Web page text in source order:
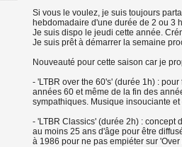
Si vous le voulez, je suis toujours
hebdomadaire d'une durée de 2 ou 3
Je suis dispo le jeudi cette année.
Je suis prêt à démarrer la semaine
Nouveauté pour cette saison car je
- 'LTBR over the 60's' (durée 1h) :
années 60 et même de la fin des
sympathiques. Musique insouciante et
- 'LTBR Classics' (durée 2h) : concept
au moins 25 ans d'âge pour être
à 1986 pour ne pas empiéter sur 'Over